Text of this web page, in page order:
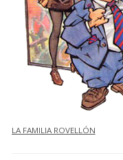
LA FAMILIA ROVELLÓN